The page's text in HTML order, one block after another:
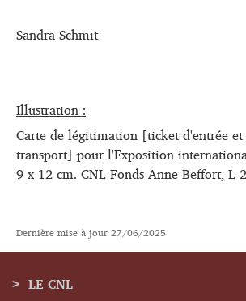
Sandra Schmit
Illustration :
Carte de légitimation [ticket d'entrée
transport] pour l'Exposition
9 x 12 cm. CNL Fonds Anne Beffort, L-
Dernière mise à jour27/06/2025
LE CNL